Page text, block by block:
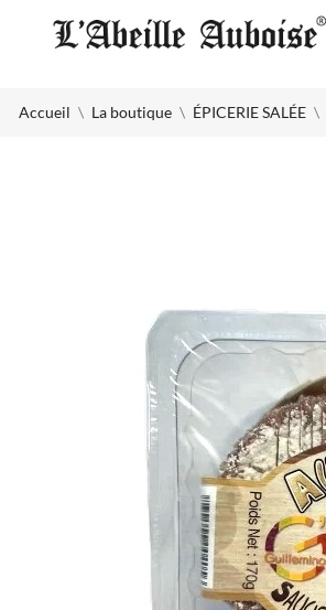
Accueil La boutique ÉPICERIE SALÉE